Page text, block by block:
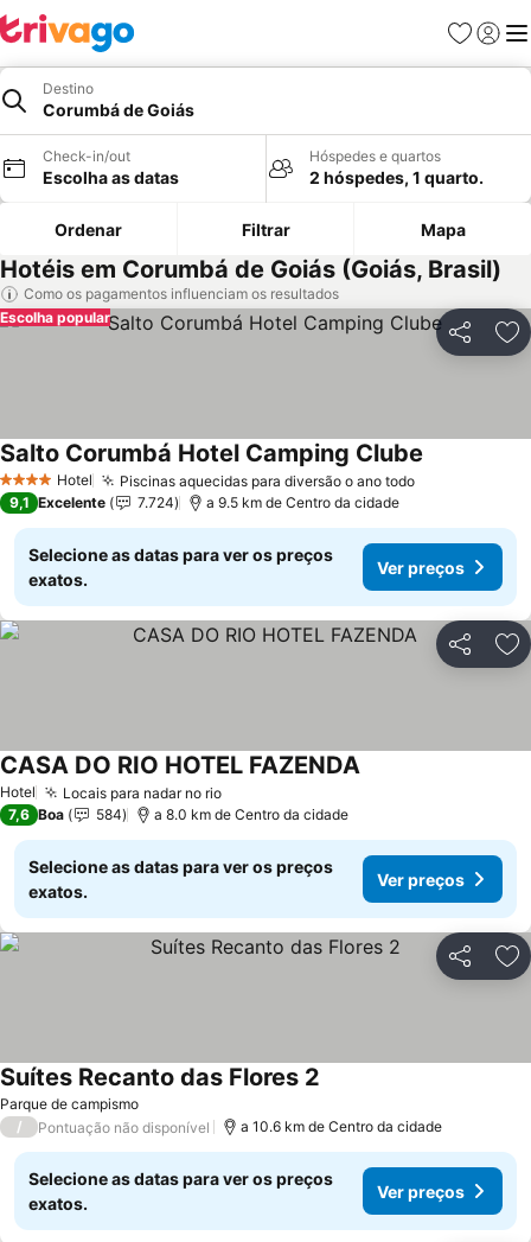
Favoritos
Iniciar
Destino
Corumbá de Goiás
Check-in/out
Escolha as datas
Hóspedes e quartos
2 hóspedes, 1 quarto.
Ordenar Filtrar Mapa
Hotéis em Corumbá de Goiás (Goiás, Brasil)
Como os pagamentos influenciam os resultados
Partilhar
Escolha popular
4 EstrelasHotel Piscinas aquecidas para diversão o ano todoVer preços
Salto Corumbá Hotel Camping Clube
9,1 Excelente 7.724 a 9.5 km de Centro da cidade
Selecione as datas para ver os preços
exatos.
Ver preços
Partilhar
Hotel Locais para nadar no rioVer preços
CASA DO RIO HOTEL FAZENDAVer preços
7,6 Boa 584 a 8.0 km de Centro da cidade
Selecione as datas para ver os preços
exatos.
Ver preços
Partilhar
Parque de campismo
Suítes Recanto das Flores 2
/ Pontuação não disponível a 10.6 km de Centro da cidade
Selecione as datas para ver os preços
exatos.
Ver preços